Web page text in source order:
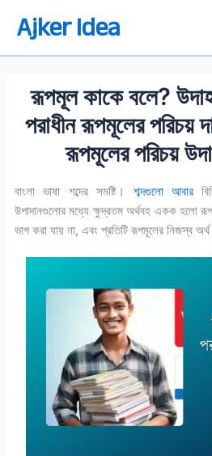
Ajker Idea
রূপমূল কাকে বলে?
পরাধীন রূপমূলের
রূপমূলের পরিচয়
বাংলা ভাষা শব্দের সমষ্টি। শব্দগুলো আবার
উপাদানগুলোর মধ্যে ক্ষুদ্রতম অর্থবহ একক
ভাগ করা যায় না, এবং প্রতিটি রূপমূলের নিজস্ব